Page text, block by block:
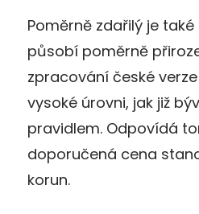
Poměrně zdařilý je také
působí poměrně
zpracování české
vysoké úrovni, jak již
pravidlem. Odpovídá
doporučená cena
korun.